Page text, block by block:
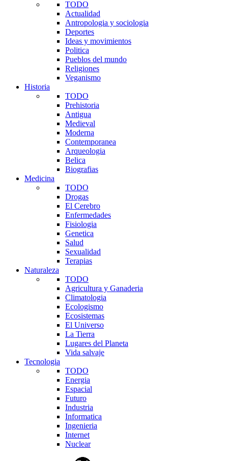
TODO
Actualidad
Antropologia y sociologia
Deportes
Ideas y movimientos
Politica
Pueblos del mundo
Religiones
Veganismo
Historia
TODO
Prehistoria
Antigua
Medieval
Moderna
Contemporanea
Arqueologia
Belica
Biografias
Medicina
TODO
Drogas
El Cerebro
Enfermedades
Fisiologia
Genetica
Salud
Sexualidad
Terapias
Naturaleza
TODO
Agricultura y Ganaderia
Climatologia
Ecologismo
Ecosistemas
El Universo
La Tierra
Lugares del Planeta
Vida salvaje
Tecnologia
TODO
Energia
Espacial
Futuro
Industria
Informatica
Ingenieria
Internet
Nuclear